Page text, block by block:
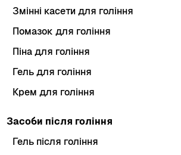
Змінні касети для гоління
Помазок для гоління
Піна для гоління
Гель для гоління
Крем для гоління
Засоби після гоління
Гель після гоління